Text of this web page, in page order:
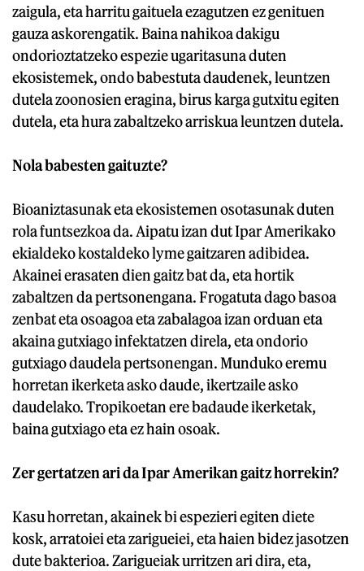
zaigula, eta harritu gaituela ezagutzen ez genituen
gauza askorengatik. Baina nahikoa dakigu
ondorioztatzeko espezie ugaritasuna duten
ekosistemek, ondo babestuta daudenek, leuntzen
dutela zoonosien eragina, birus karga gutxitu egiten
dutela, eta hura zabaltzeko arriskua leuntzen dutela.
Nola babesten gaituzte?
Bioaniztasunak eta ekosistemen osotasunak duten
rola funtsezkoa da. Aipatu izan dut Ipar Amerikako
ekialdeko kostaldeko lyme gaitzaren adibidea.
Akainei erasaten dien gaitz bat da, eta hortik
zabaltzen da pertsonengana. Frogatuta dago basoa
zenbat eta osoagoa eta zabalagoa izan orduan eta
akaina gutxiago infektatzen direla, eta ondorio
gutxiago daudela pertsonengan. Munduko eremu
horretan ikerketa asko daude, ikertzaile asko
daudelako. Tropikoetan ere badaude ikerketak,
baina gutxiago eta ez hain osoak.
Zer gertatzen ari da Ipar Amerikan gaitz horrekin?
Kasu horretan, akainek bi espezieri egiten diete
kosk, arratoiei eta zarigueiei, eta haien bidez jasotzen
dute bakterioa. Zarigueiak urritzen ari dira, eta,